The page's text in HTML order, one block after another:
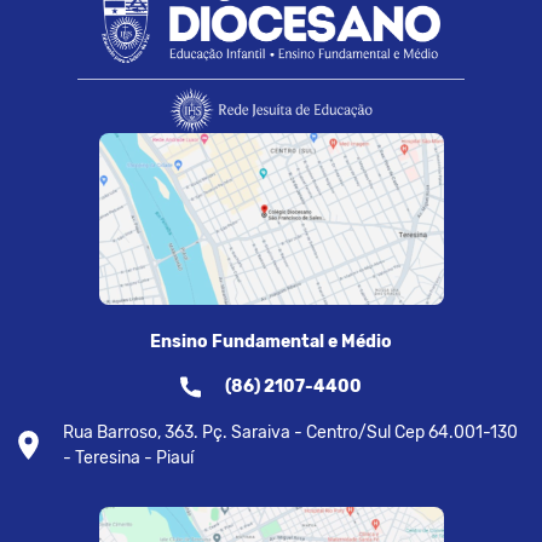
Ensino Fundamental e Médio
(86) 2107-4400
Rua Barroso, 363. Pç. Saraiva - Centro/Sul Cep 64.001-130
- Teresina - Piauí